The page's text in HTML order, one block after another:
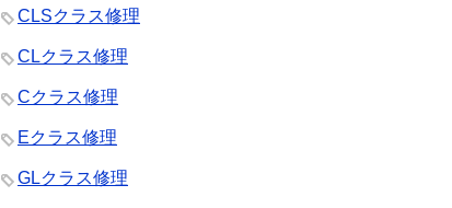
CLSクラス修理
CLクラス修理
Cクラス修理
Eクラス修理
GLクラス修理